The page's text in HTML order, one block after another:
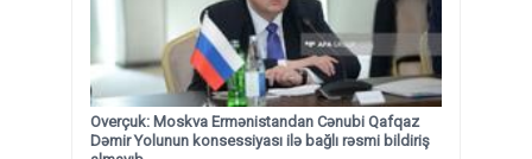
Overçuk: Moskva Ermənistandan Cənubi Qafqaz
Dəmir Yolunun konsessiyası ilə bağlı rəsmi bildiriş